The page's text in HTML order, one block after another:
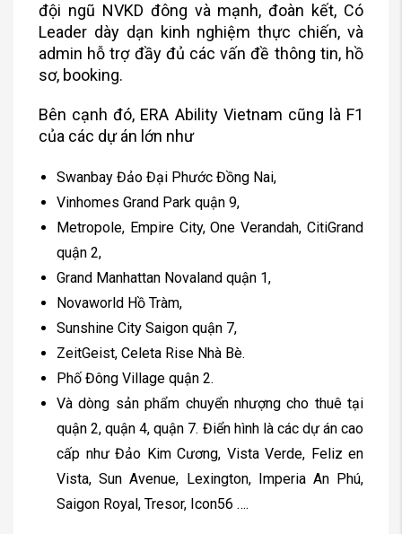
đội ngũ NVKD đông và mạnh, đoàn kết, Có
Leader dày dạn kinh nghiệm thực chiến, và
admin hỗ trợ đầy đủ các vấn đề thông tin, hồ
sơ, booking.
Bên cạnh đó, ERA Ability Vietnam cũng là F1
của các dự án lớn như
Swanbay Đảo Đại Phước Đồng Nai,
Vinhomes Grand Park quận 9,
Metropole, Empire City, One Verandah, CitiGrand
quận 2,
Grand Manhattan Novaland quận 1,
Novaworld Hồ Tràm,
Sunshine City Saigon quận 7,
ZeitGeist, Celeta Rise Nhà Bè.
Phố Đông Village quận 2.
Và dòng sản phẩm chuyển nhượng cho thuê tại
quận 2, quận 4, quận 7. Điển hình là các dự án cao
cấp như Đảo Kim Cương, Vista Verde, Feliz en
Vista, Sun Avenue, Lexington, Imperia An Phú,
Saigon Royal, Tresor, Icon56 ….